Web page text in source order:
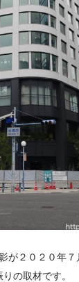
が２０２０年７
りの取材です。